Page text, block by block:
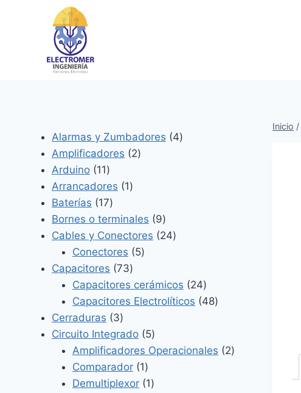
Inicio /
Alarmas y Zumbadores 44
Amplificadores 22
Arduino 1111
productos
Arrancadores 11
Baterías 1717
productos
Bornes o terminales 99
productos
Cables y Conectores 2424
Conectores 55
Capacitores 7373
productos
Capacitores cerámicos 2424
productos
Capacitores Electrolíticos 4848
Cerraduras 33
productos
Circuito Integrado 55
productos
Amplificadores Operacionales 22
Comparador 11
producto
Demultiplexor 11